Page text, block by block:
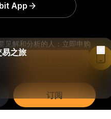
见解和分析的人：立即申购
都存在风险，包括损失所有
合所有人。
订阅
App
之旅